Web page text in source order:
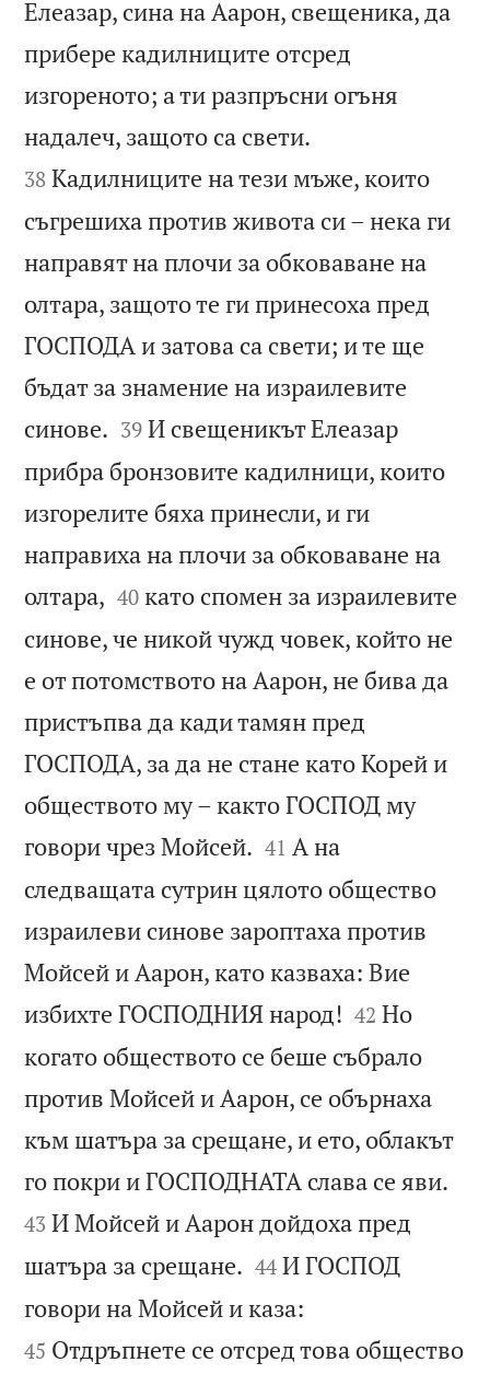
Елеазар, сина на Аарон, свещеника, да
прибере кадилниците отсред
изгореното; а ти разпръсни огъня
надалеч, защото са свети.
38 Кадилниците на тези мъже, които
съгрешиха против живота си – нека ги
направят на плочи за обковаване на
олтара, защото те ги принесоха пред
ГОСПОДА и затова са свети; и те ще
бъдат за знамение на израилевите
синове. 

39 И свещеникът Елеазар
прибра бронзовите кадилници, които
изгорелите бяха принесли, и ги
направиха на плочи за обковаване на
олтара, 

40 като спомен за израилевите
синове, че никой чужд човек, който не
е от потомството на Аарон, не бива да
пристъпва да кади тамян пред
ГОСПОДА, за да не стане като Корей и
обществото му – както ГОСПОД му
говори чрез Мойсей. 

41 А на
следващата сутрин цялото общество
израилеви синове зароптаха против
Мойсей и Аарон, като казваха: Вие
избихте ГОСПОДНИЯ народ! 

42 Но
когато обществото се беше събрало
против Мойсей и Аарон, се обърнаха
към шатъра за срещане, и ето, облакът
го покри и ГОСПОДНАТА слава се яви.
43 И Мойсей и Аарон дойдоха пред
шатъра за срещане. 

44 И ГОСПОД
говори на Мойсей и каза:
45 Отдръпнете се отсред това общество